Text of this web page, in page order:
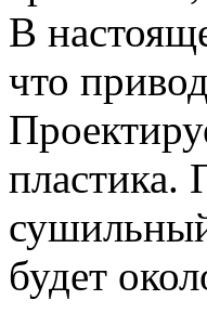
В
что
пластика.
будет